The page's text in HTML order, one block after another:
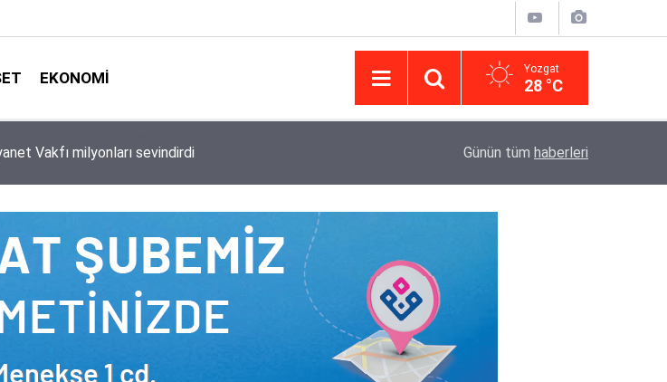
EKONOMI Yozgat
28 °C
Vakfı milyonları sevindirdi Yargıtay’da iletişim hamlesi: Kurumsal
Günün tüm haberleri